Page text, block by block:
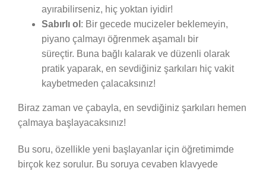
ayırabilirseniz, hiç yoktan iyidir!
Sabırlı ol : Bir gecede mucizeler beklemeyin,
piyano çalmayı öğrenmek aşamalı bir
süreçtir. Buna bağlı kalarak ve düzenli olarak
pratik yaparak, en sevdiğiniz şarkıları hiç vakit
kaybetmeden çalacaksınız!
Biraz zaman ve çabayla, en sevdiğiniz şarkıları hemen
çalmaya başlayacaksınız!
Bu soru, özellikle yeni başlayanlar için öğretimimde
birçok kez sorulur. Bu soruya cevaben klavyede